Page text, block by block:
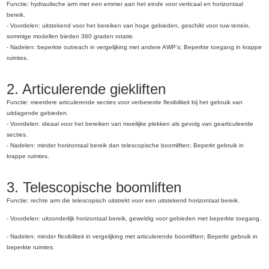
Functie: hydraulische arm met een emmer aan het einde voor verticaal en horizontaal
bereik.
- Voordelen: uitstekend voor het bereiken van hoge gebieden, geschikt voor ruw terrein,
sommige modellen bieden 360 graden rotatie.
- Nadelen: beperkte outreach in vergelijking met andere AWP's; Beperkte toegang in krappe
ruimtes.
2. Articulerende giekliften
Functie: meerdere articulerende secties voor verbeterde flexibiliteit bij het gebruik van
uitdagende gebieden.
- Voordelen: ideaal voor het bereiken van moeilijke plekken als gevolg van gearticuleerde
secties.
- Nadelen: minder horizontaal bereik dan telescopische boomliften; Beperkt gebruik in
krappe ruimtes.
3. Telescopische boomliften
Functie: rechte arm die telescopisch uitstrekt voor een uitstekend horizontaal bereik.
- Voordelen: uitzonderlijk horizontaal bereik, geweldig voor gebieden met beperkte toegang.
- Nadelen: minder flexibiliteit in vergelijking met articulerende boomliften; Beperkt gebruik in
beperkte ruimtes.